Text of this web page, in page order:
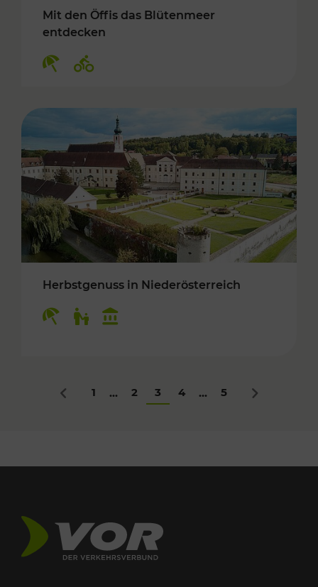
Mit den Öffis das Blütenmeer
entdecken
Herbstgenuss in Niederösterreich
Zurück
1 ... 2 3 4 ... 5 Nächstes